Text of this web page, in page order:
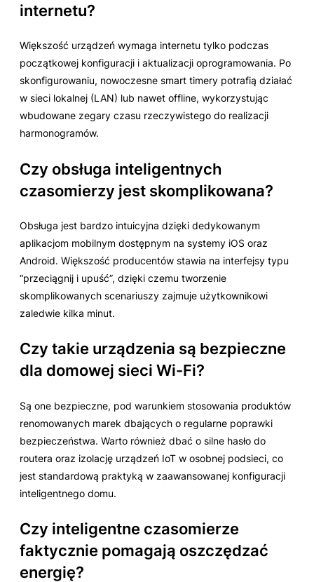
internetu?
Większość urządzeń wymaga internetu tylko podczas
początkowej konfiguracji i aktualizacji oprogramowania. Po
skonfigurowaniu, nowoczesne smart timery potrafią działać
w sieci lokalnej (LAN) lub nawet offline, wykorzystując
wbudowane zegary czasu rzeczywistego do realizacji
harmonogramów.
Czy obsługa inteligentnych
czasomierzy jest skomplikowana?
Obsługa jest bardzo intuicyjna dzięki dedykowanym
aplikacjom mobilnym dostępnym na systemy iOS oraz
Android. Większość producentów stawia na interfejsy typu
“przeciągnij i upuść”, dzięki czemu tworzenie
skomplikowanych scenariuszy zajmuje użytkownikowi
zaledwie kilka minut.
Czy takie urządzenia są bezpieczne
dla domowej sieci Wi-Fi?
Są one bezpieczne, pod warunkiem stosowania produktów
renomowanych marek dbających o regularne poprawki
bezpieczeństwa. Warto również dbać o silne hasło do
routera oraz izolację urządzeń IoT w osobnej podsieci, co
jest standardową praktyką w zaawansowanej konfiguracji
inteligentnego domu.
Czy inteligentne czasomierze
faktycznie pomagają oszczędzać
energię?